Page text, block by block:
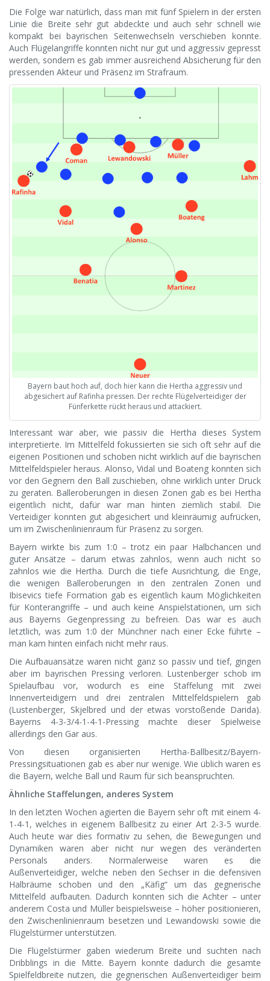
Die Folge war natürlich, dass man mit fünf Spielern in der ersten
Linie die Breite sehr gut abdeckte und auch sehr schnell wie
kompakt bei bayrischen Seitenwechseln verschieben konnte.
Auch Flügelangriffe konnten nicht nur gut und aggressiv gepresst
werden, sondern es gab immer ausreichend Absicherung für den
pressenden Akteur und Präsenz im Strafraum.
Bayern baut hoch auf, doch hier kann die Hertha aggressiv und
abgesichert auf Rafinha pressen. Der rechte Flügelverteidiger der
Fünferkette rückt heraus und attackiert.
Interessant war aber, wie passiv die Hertha dieses System
interpretierte. Im Mittelfeld fokussierten sie sich oft sehr auf die
eigenen Positionen und schoben nicht wirklich auf die bayrischen
Mittelfeldspieler heraus. Alonso, Vidal und Boateng konnten sich
vor den Gegnern den Ball zuschieben, ohne wirklich unter Druck
zu geraten. Balleroberungen in diesen Zonen gab es bei Hertha
eigentlich nicht, dafür war man hinten ziemlich stabil. Die
Verteidiger konnten gut abgesichert und kleinräumig aufrücken,
um im Zwischenlinienraum für Präsenz zu sorgen.
Bayern wirkte bis zum 1:0 – trotz ein paar Halbchancen und
guter Ansätze – darum etwas zahnlos, wenn auch nicht so
zahnlos wie die Hertha. Durch die tiefe Ausrichtung, die Enge,
die wenigen Balleroberungen in den zentralen Zonen und
Ibisevics tiefe Formation gab es eigentlich kaum Möglichkeiten
für Konterangriffe – und auch keine Anspielstationen, um sich
aus Bayerns Gegenpressing zu befreien. Das war es auch
letztlich, was zum 1:0 der Münchner nach einer Ecke führte –
man kam hinten einfach nicht mehr raus.
Die Aufbauansätze waren nicht ganz so passiv und tief, gingen
aber im bayrischen Pressing verloren. Lustenberger schob im
Spielaufbau vor, wodurch es eine Staffelung mit zwei
Innenverteidigern und drei zentralen Mittelfeldspielern gab
(Lustenberger, Skjelbred und der etwas vorstoßende Darida).
Bayerns 4-3-3/4-1-4-1-Pressing machte dieser Spielweise
allerdings den Gar aus.
Von diesen organisierten Hertha-Ballbesitz/Bayern-
Pressingsituationen gab es aber nur wenige. Wie üblich waren es
die Bayern, welche Ball und Raum für sich beanspruchten.
Ähnliche Staffelungen, anderes System
In den letzten Wochen agierten die Bayern sehr oft mit einem 4-
1-4-1, welches in eigenem Ballbesitz zu einer Art 2-3-5 wurde.
Auch heute war dies formativ zu sehen, die Bewegungen und
Dynamiken waren aber nicht nur wegen des veränderten
Personals anders. Normalerweise waren es die
Außenverteidiger, welche neben den Sechser in die defensiven
Halbräume schoben und den „Käfig“ um das gegnerische
Mittelfeld aufbauten. Dadurch konnten sich die Achter – unter
anderem Costa und Müller beispielsweise – höher positionieren,
den Zwischenlinienraum besetzen und Lewandowski sowie die
Flügelstürmer unterstützen.
Die Flügelstürmer gaben wiederum Breite und suchten nach
Dribblings in die Mitte. Bayern konnte dadurch die gesamte
Spielfeldbreite nutzen, die gegnerischen Außenverteidiger beim